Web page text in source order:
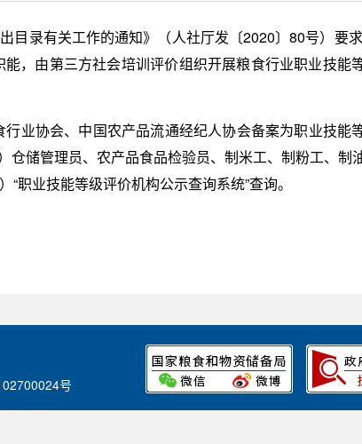
目录有关工作的通知》（人社厅发〔2020〕80号）要
，由第三方社会培训评价组织开展粮食行业职业技能
业协会、中国农产品流通经纪人协会备案为职业技能
储管理员、农产品食品检验员、制米工、制粉工、制
职业技能等级评价机构公示查询系统”查询。
号